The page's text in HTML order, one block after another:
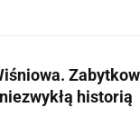
historią